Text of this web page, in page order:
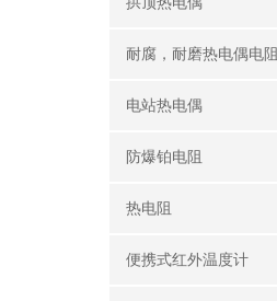
耐腐，耐磨热电偶电阻
电站热电偶
防爆铂电阻
热电阻
便携式红外温度计